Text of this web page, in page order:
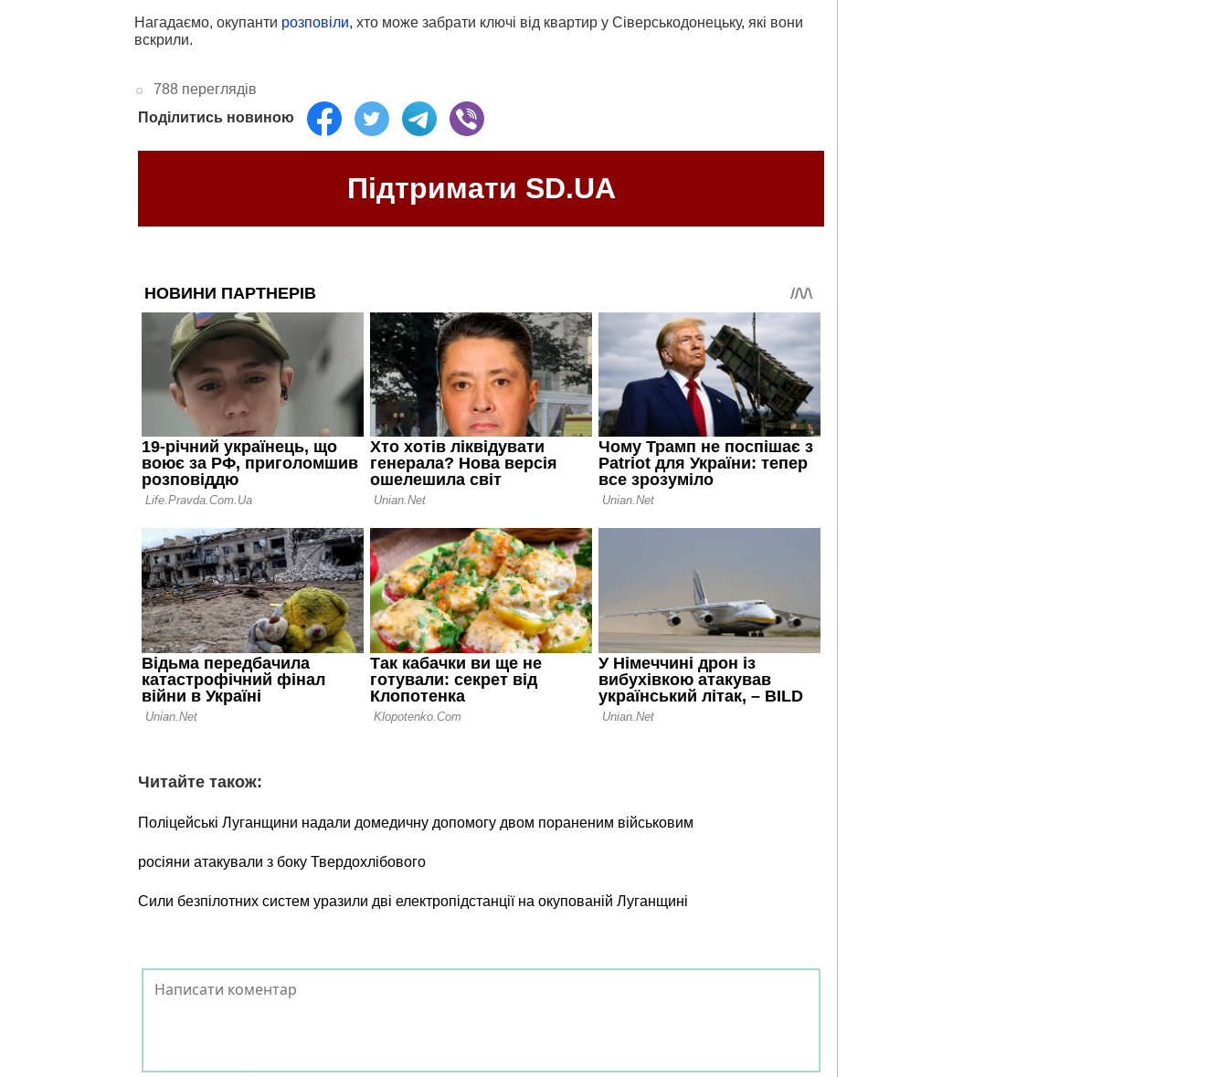
Нагадаємо, окупанти розповіли, хто може забрати ключі від квартир у Сіверськодонецьку, які вони
вскрили.
788 переглядів
Поділитись новиною
Підтримати SD.UA
Читайте також:
Поліцейські Луганщини надали домедичну допомогу двом пораненим військовим
росіяни атакували з боку Твердохлібового
Сили безпілотних систем уразили дві електропідстанції на окупованій Луганщині